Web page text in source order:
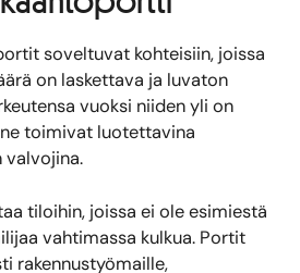
soveltuvat kohteisiin, joissa
on laskettava ja luvaton
vuoksi niiden yli on
toimivat luotettavina
valvojina.
tiloihin, joissa ei ole esimiestä
vahtimassa kulkua. Portit
rakennustyömaille,